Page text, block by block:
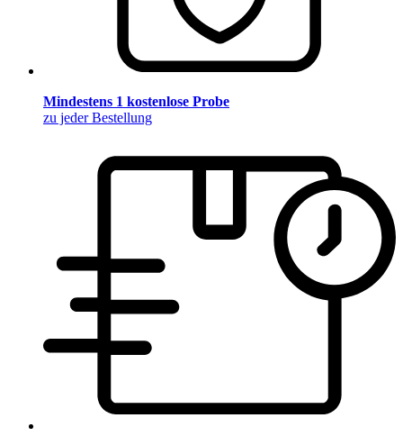
Mindestens 1 kostenlose Probe
zu jeder Bestellung